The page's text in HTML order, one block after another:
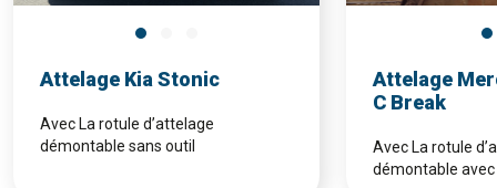
Attelage Kia Stonic
Avec La rotule d’attelage
démontable sans outil
Attelage
C Break
Avec La rotule
démontable